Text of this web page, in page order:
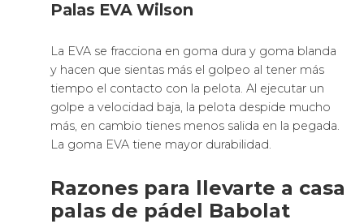
Palas EVA Wilson
La EVA se fracciona en goma dura y goma blanda
y hacen que sientas más el golpeo al tener más
tiempo el contacto con la pelota. Al ejecutar un
golpe a velocidad baja, la pelota despide mucho
más, en cambio tienes menos salida en la pegada.
La goma EVA tiene mayor durabilidad.
Razones para llevarte a casa
palas de pádel Babolat